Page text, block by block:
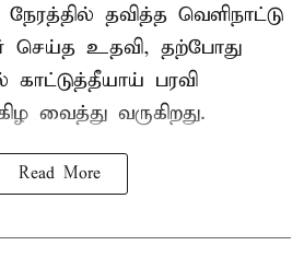
தவித்த வெளிநாட்டு
உதவி, தற்போது
பரவி
வைத்து வருகிறது.
Read More